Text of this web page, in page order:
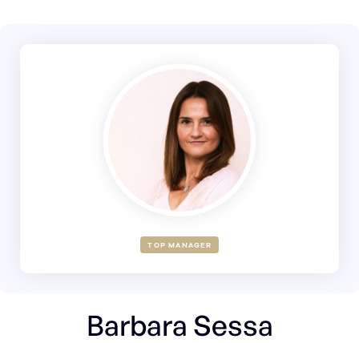
TOP MANAGER
Barbara Sessa